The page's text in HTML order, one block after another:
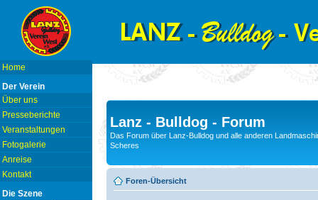
Home
Der Verein
Über uns
Presseberichte
Veranstaltungen
Fotogalerie
Anreise
Kontakt
Die Szene
Lanz - Bulldog - Forum
Das Forum über Lanz-Bulldog und alle anderen
Scheres
Foren-Übersicht